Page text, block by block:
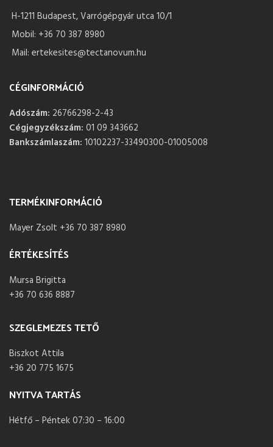
H-1211 Budapest, Varrógépgyár utca 10/1
Mobil: +36 70 387 8980
Mail: ertekesites@tectanovum.hu
CÉGINFORMÁCIÓ
Adószám: 26766298-2-43
Cégjegyzékszám: 01 09 343662
Bankszámlaszám: 10102237-33490300-01005008
TERMÉKINFORMÁCIÓ
Mayer Zsolt +36 70 387 8980
ÉRTÉKESÍTÉS
Mursa Brigitta
+36 70 636 8887
SZEGLEMEZES TETŐ
Biszkot Attila
+36 20 775 1675
NYITVA TARTÁS
Hétfő – Péntek 07:30 – 16:00